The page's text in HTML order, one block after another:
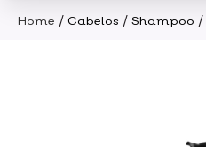
Home / Cabelos / Shampoo /